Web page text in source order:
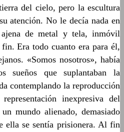
del cielo, pero la escultura
atención. No le decía nada en
ajena de metal y tela, inmóvil
Era todo cuanto era para él,
«Somos nosotros», había
sueños que suplantaban la
contemplando la reproducción
inexpresiva del
mundo alienado, demasiado
ella se sentía prisionera. Al fin